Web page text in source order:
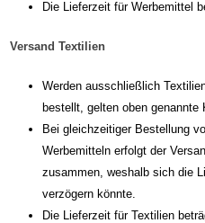
Die Lieferzeit für Werbemittel
Versand Textilien
Werden ausschließlich
bestellt, gelten oben genannte
Bei gleichzeitiger Bestellung
Werbemitteln erfolgt der
zusammen, weshalb sich die
verzögern könnte.
Die Lieferzeit für Textilien